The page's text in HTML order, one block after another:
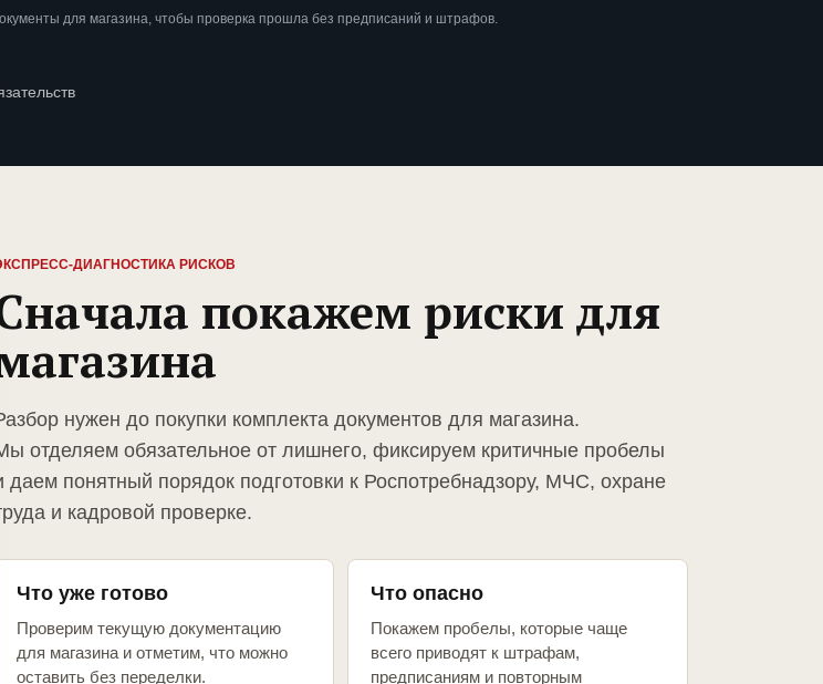
для магазина, чтобы проверка прошла без предписаний и штрафов.
ДИАГНОСТИКА РИСКОВ
покажем риски для
нужен до покупки комплекта документов для магазина.
отделяем обязательное от лишнего, фиксируем критичные пробелы
даем понятный порядок подготовки к Роспотребнадзору, МЧС, охране
и кадровой проверке.
Что уже готово
Проверим текущую документацию
для магазина и отметим, что можно
оставить без переделки.
Что опасно
Покажем пробелы, которые чаще
всего приводят к штрафам,
предписаниям и повторным